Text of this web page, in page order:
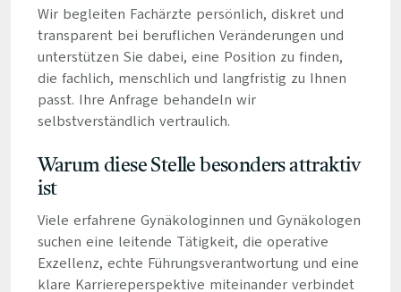
Wir begleiten Fachärzte persönlich, diskret und
transparent bei beruflichen Veränderungen und
unterstützen Sie dabei, eine Position zu finden,
die fachlich, menschlich und langfristig zu Ihnen
passt. Ihre Anfrage behandeln wir
selbstverständlich vertraulich.
Warum diese Stelle besonders attraktiv
ist
Viele erfahrene Gynäkologinnen und Gynäkologen
suchen eine leitende Tätigkeit, die operative
Exzellenz, echte Führungsverantwortung und eine
klare Karriereperspektive miteinander verbindet